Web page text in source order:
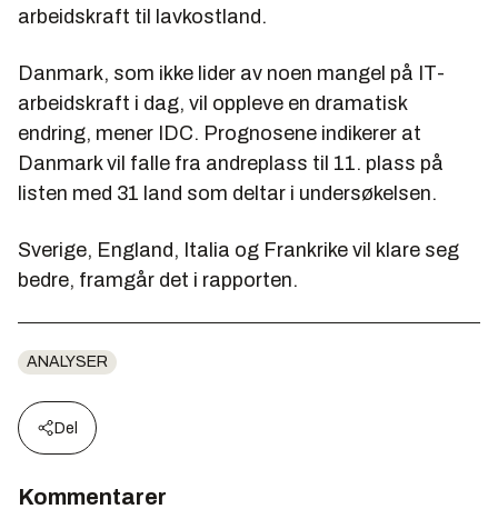
arbeidskraft til lavkostland.
Danmark, som ikke lider av noen mangel på IT-
arbeidskraft i dag, vil oppleve en dramatisk
endring, mener IDC. Prognosene indikerer at
Danmark vil falle fra andreplass til 11. plass på
listen med 31 land som deltar i undersøkelsen.
Sverige, England, Italia og Frankrike vil klare seg
bedre, framgår det i rapporten.
ANALYSER
Del
Kommentarer